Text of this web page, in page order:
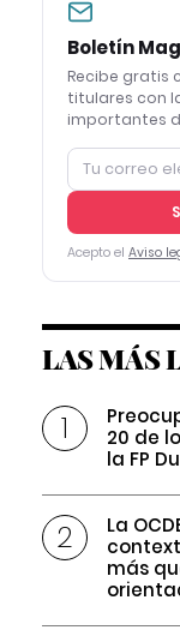
Boletín
Recibe gratis
titulares con
importantes
Acepto el Aviso
LAS MÁS
20 de
la FP
La
más